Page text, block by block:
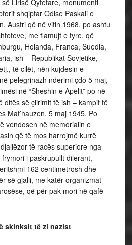
Lirisë Qytetare, monumenti
shqiptar Odise Paskali e
Austri që në vitin 1968, po ashtu
me flamujt e tyre, që
Holanda, Franca, Suedia,
ish – Republikat Sovjetike,
të cilët, nën kujdesin e
pelegrinazh nderimi çdo 5 maj,
në “Sheshin e Apelit” po në
ditës së çlirimit të ish – kampit të
Mat’hauzen, 5 maj 1945. Po
vendosen në memorialin e
që të mos harrojmë kurrë
të racës superiore nga
i paskrupullt dilerant,
162 centimetrosh dhe
së gjalli, me katër organizmat
që për pak mori në qafë
skinksit të zi nazist